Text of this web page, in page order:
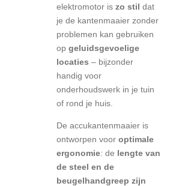
elektromotor is zo stil dat
je de kantenmaaier zonder
problemen kan gebruiken
op geluidsgevoelige
locaties – bijzonder
handig voor
onderhoudswerk in je tuin
of rond je huis.
De accukantenmaaier is
ontworpen voor optimale
ergonomie: de lengte van
de steel en de
beugelhandgreep zijn